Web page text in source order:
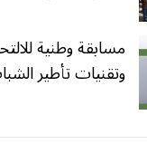
مسابقة وطنية
وتقنيات تأطير